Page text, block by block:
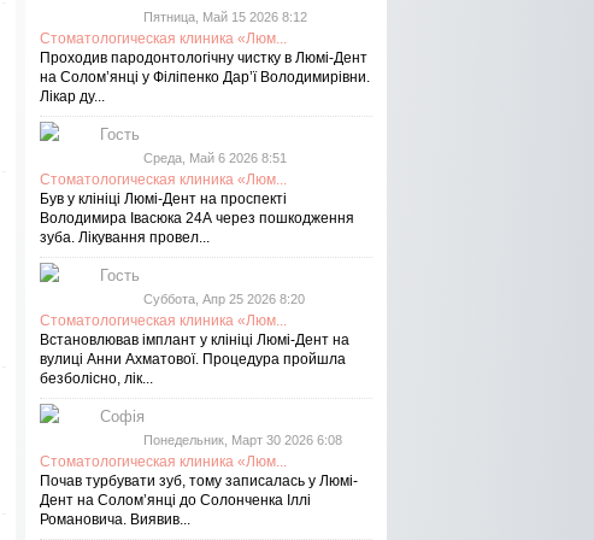
Пятница, Май 15 2026 8:12
Стоматологическая клиника «Люм...
Проходив пародонтологічну чистку в Люмі-Дент
на Солом’янці у Філіпенко Дар’ї Володимирівни.
Лікар ду...
Гость
Среда, Май 6 2026 8:51
Стоматологическая клиника «Люм...
Був у клініці Люмі-Дент на проспекті
Володимира Івасюка 24А через пошкодження
зуба. Лікування провел...
Гость
Суббота, Апр 25 2026 8:20
Стоматологическая клиника «Люм...
Встановлював імплант у клініці Люмі-Дент на
вулиці Анни Ахматової. Процедура пройшла
безболісно, лік...
Софія
Понедельник, Март 30 2026 6:08
Стоматологическая клиника «Люм...
Почав турбувати зуб, тому записалась у Люмі-
Дент на Соломʼянці до Солонченка Іллі
Романовича. Виявив...